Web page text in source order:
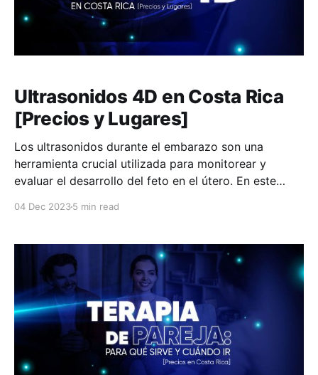
Ultrasonidos 4D en Costa Rica
[Precios y Lugares]
Los ultrasonidos durante el embarazo son una
herramienta crucial utilizada para monitorear y
evaluar el desarrollo del feto en el útero. En este
hacerse ultrasonidos de
04 Dec 20235 min read